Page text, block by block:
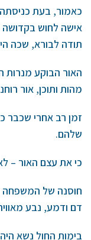
כאמור, בעת
אישה לחוש בקדושה
תודה לבורא, שכה
האור הבוקע מנרות
מהות ותוכן, אור
זמן רב אחרי שכבר
שלהם.
כי את עצם האור –
חוסנה של המשפחה
דם ודמע, נבע
בימות החול נשא